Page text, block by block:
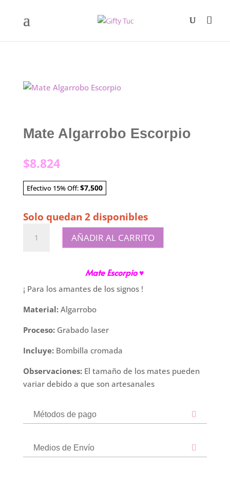
Mate Algarrobo Escorpio
$8.824
Efectivo 15% Off:$7,500
Solo quedan 2 disponibles
Algarrobo
AÑADIR AL CARRITO
Mate Escorpio ♥
¡ Para los amantes de los signos !
Material:Algarrobo
Proceso:Grabado laser
Incluye:Bombilla cromada
Observaciones:El tamaño de los mates pueden
variar debido a que son artesanales
Métodos de pago
Medios de Envío